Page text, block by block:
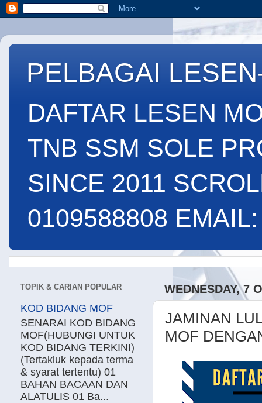
PELBAGAI
DAFTAR LESEN
TNB SSM SOLE
SINCE 2011
0109588808
WEDNESDAY, 7
JAMINAN
MOF
TOPIK & CARIAN POPULAR
KOD BIDANG MOF
SENARAI KOD BIDANG
MOF(HUBUNGI UNTUK
KOD BIDANG TERKINI)
(Tertakluk kepada terma
& syarat tertentu) 01
BAHAN BACAAN DAN
ALATULIS 01 Ba...